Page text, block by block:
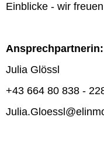
Einblicke - wir
Ansprechpartnerin:
Julia Glössl
+43 664 80 838 -